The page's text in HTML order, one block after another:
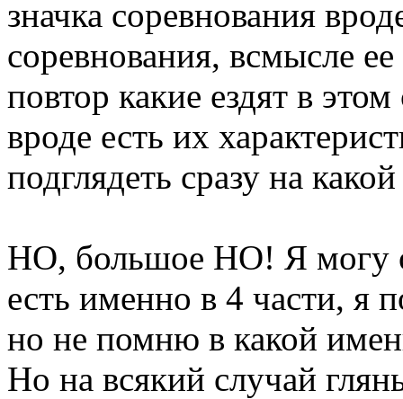
значка соревнования
соревнования, всмысле
повтор какие ездят в
вроде есть их
подглядеть сразу на
НО, большое НО! Я могу
есть именно в 4 части, я
но не помню в какой
Но на всякий случай